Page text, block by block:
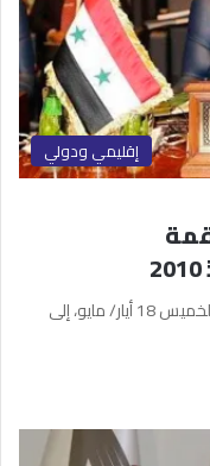
إقليمي ودولي
يتوجه رأس النظام السوري بشار الأسد، اليوم الخميس 18 أيار/ مايو، إلى